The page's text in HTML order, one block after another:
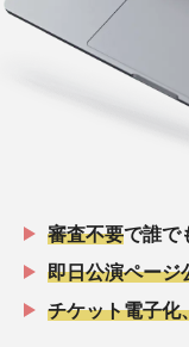
審査不要で誰で
即日公演ページ
チケット電子化